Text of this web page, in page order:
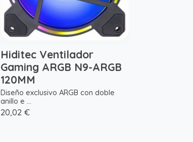
Hiditec Ventilador
Gaming ARGB N9-ARGB
120MM
Diseño exclusivo ARGB con doble
anillo e ...
20,02 €